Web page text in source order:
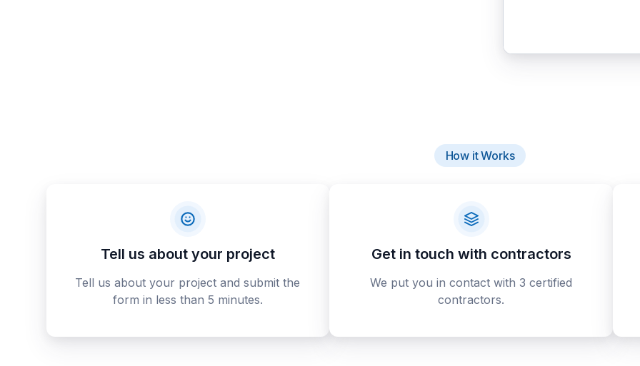
How it Works
Tell us about your project
Tell us about your project and submit the
form in less than 5 minutes.
Get in touch with contractors
We put you in contact with 3 certified
contractors.